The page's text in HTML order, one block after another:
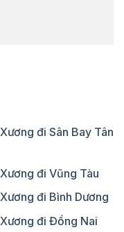
đi Sân Bay Tân
đi Vũng Tàu
đi Bình Dương
đi Đồng Nai